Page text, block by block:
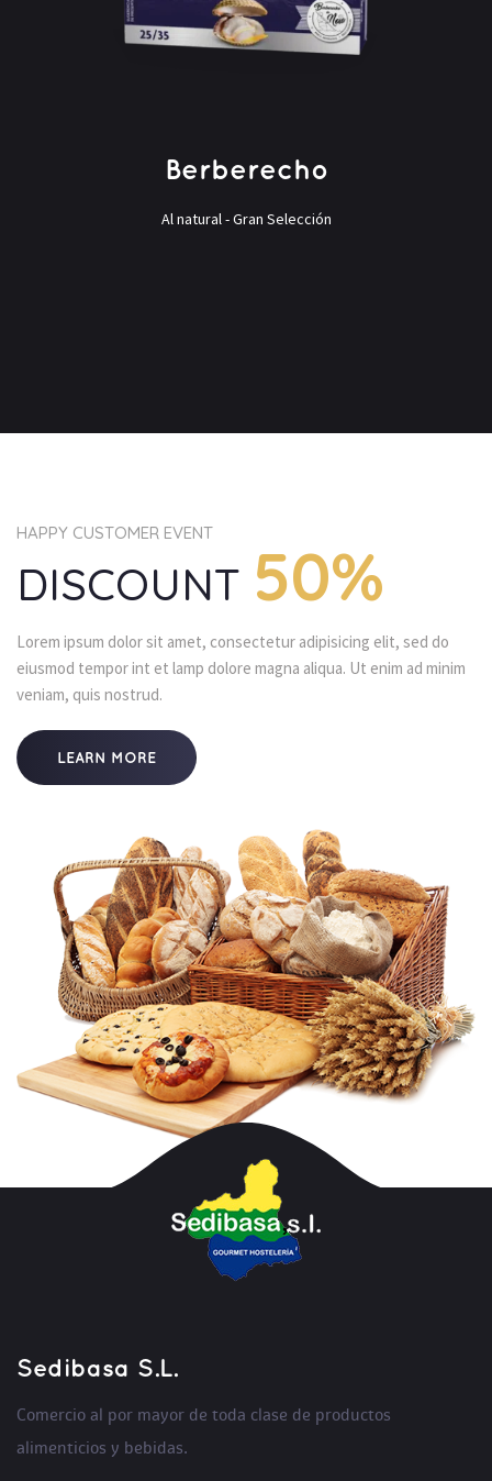
Berberecho
Al natural - Gran Selección
HAPPY CUSTOMER EVENT
DISCOUNT 50%
Lorem ipsum dolor sit amet, consectetur adipisicing elit, sed do
eiusmod tempor int et lamp dolore magna aliqua. Ut enim ad minim
veniam, quis nostrud.
LEARN MORE
Sedibasa S.L.
Comercio al por mayor de toda clase de productos
alimenticios y bebidas.